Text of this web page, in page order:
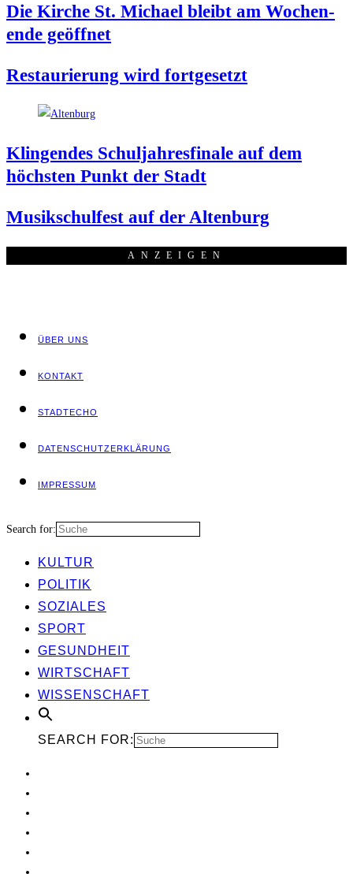
Die Kir­che St. Micha­el bleibt am Wochen­
en­de geöffnet
Restau­rie­rung wird fortgesetzt
Klin­gen­des Schul­jah­res­fi­na­le auf dem
höchs­ten Punkt der Stadt
Musik­schul­fest auf der Altenburg
ANZEI­GEN
ÜBER UNS
KON­TAKT
STADT­ECHO
DATEN­SCHUTZ­ER­KLÄ­RUNG
IMPRES­SUM
Search for:
KUL­TUR
POLI­TIK
SOZIA­LES
SPORT
GESUND­HEIT
WIRT­SCHAFT
WIS­SEN­SCHAFT
SEARCH FOR: